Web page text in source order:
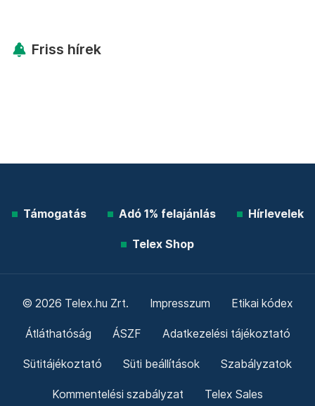
Friss hírek
Támogatás Adó 1% felajánlás Hírlevelek
Telex Shop
© 2026 Telex.hu Zrt. Impresszum Etikai kódex
Átláthatóság ÁSZF Adatkezelési tájékoztató
Sütitájékoztató Süti beállítások Szabályzatok
Kommentelési szabályzat Telex Sales